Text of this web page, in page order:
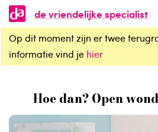
de vriendelijke specialist
Op dit moment zijn er twee
informatie vind je hier
Hoe dan? Open wond
Hoe dan? Open